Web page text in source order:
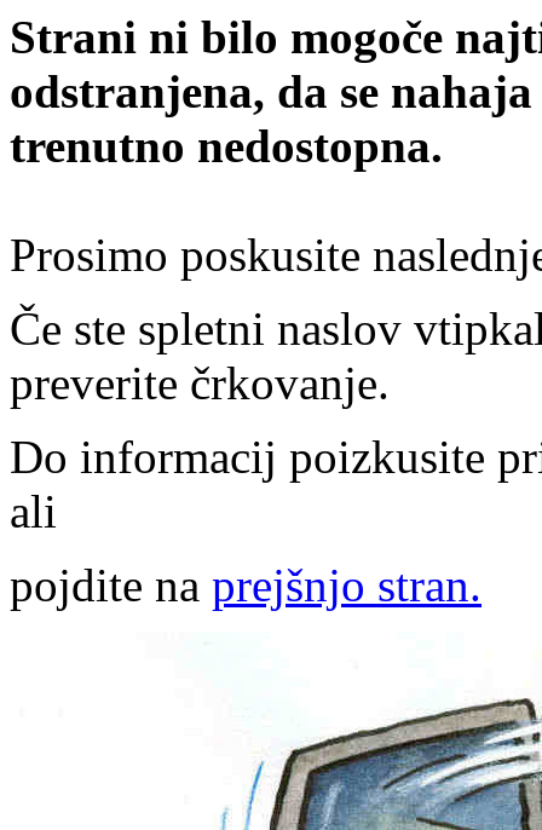
Strani ni bilo mogoče
odstranjena, da se
trenutno nedostopna.
Prosimo poskusite
Če ste spletni naslov
preverite črkovanje.
Do informacij poizkusite
ali
pojdite na prejšnjo stran.